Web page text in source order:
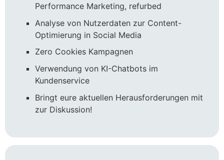
Performance Marketing, refurbed
Analyse von Nutzerdaten zur Content-
Optimierung in Social Media
Zero Cookies Kampagnen
Verwendung von KI-Chatbots im
Kundenservice
Bringt eure aktuellen Herausforderungen mit
zur Diskussion!